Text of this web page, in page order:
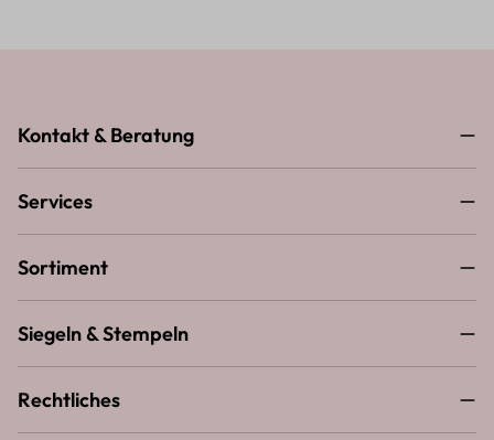
Kontakt & Beratung
Services
Sortiment
Siegeln & Stempeln
Rechtliches